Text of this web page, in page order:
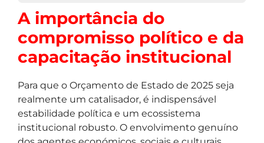
A importância do
compromisso político e da
capacitação institucional
Para que o Orçamento de Estado de 2025 seja
realmente um catalisador, é indispensável
estabilidade política e um ecossistema
institucional robusto. O envolvimento genuíno